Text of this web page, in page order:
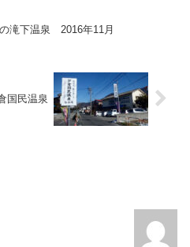
滝下温泉 2016年11月
国民温泉